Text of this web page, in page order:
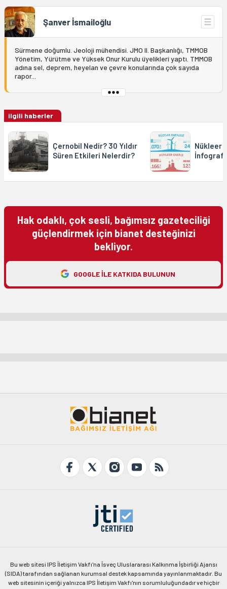
Şanver İsmailoğlu
Sürmene doğumlu. Jeoloji mühendisi. JMO II. Başkanlığı, TMMOB
Yönetim, Yürütme ve Yüksek Onur Kurulu üyelikleri yaptı. TMMOB
adına sel, deprem, heyelan ve çevre konularında çok sayıda
rapor...
ilgili haberler
Çernobil Nedir? 30 Yıldır
Süren Etkileri Nelerdir?
Nükleer
Hak odaklı, çok sesli, bağımsız gazeteciliği
güçlendirmek için bianet desteğinizi
bekliyor.
GOOGLE ILE KATKIDA BULUNUN
Bu web sitesi IPS İletişim Vakfı'na İsveç Uluslararası Kalkınma İşbirliği Ajansı
(SIDA) tarafından sağlanan kurumsal destek kapsamında yayınlanmaktadır. Bu
web sitesinin içeriği yalnızca IPS İletişim Vakfı'nın sorumluluğundadır ve hiçbir